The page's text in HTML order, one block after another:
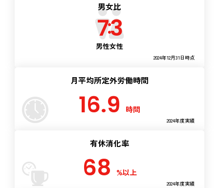
男女比
男性
7
女性
3
2024年12月31日時点
月平均所定外労働時間
16.9 時間
2024年度実績
有休消化率
68 %以上
2024年度実績